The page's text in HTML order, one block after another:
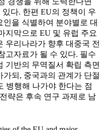
다. 한편 EU의 정책이 우
을 식별하여 분야별로 대
지막으로 EU 및 유럽 주요
우리나라가 향후 대중국 전
고자료가 될 수 있다. 필수
기반의 무역질서 확립 측면
되, 중국과의 관계가 단절
병행해 나가야 한다는 점
략은 후속 연구 과제로 남